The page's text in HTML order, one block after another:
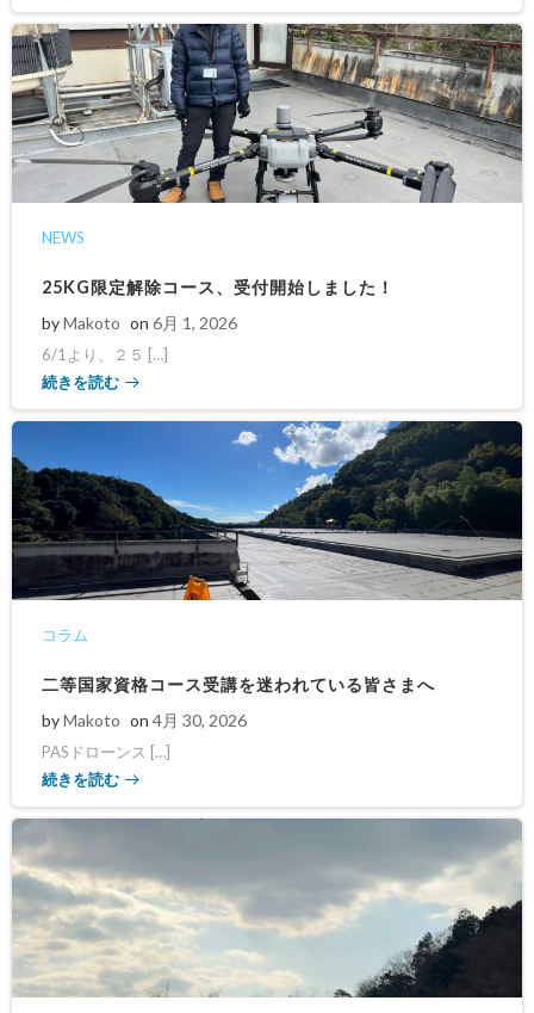
NEWS
25KG限定解除コース、受付開始しました！
byMakoto on 6月 1, 2026
6/1より、２５ […]
続きを読む
コラム
二等国家資格コース受講を迷われている皆さまへ
byMakoto on 4月 30, 2026
PASドローンス […]
続きを読む